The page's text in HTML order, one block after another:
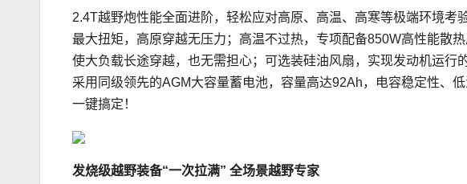
2.4T越野炮性能全面进阶，轻松应对高原、高温、高寒等极端环境考
最大扭矩，高原穿越无压力；高温不过热，专项配备850W高性能散
使大负载长途穿越，也无需担心；可选装硅油风扇，实现发动机运行
采用同级领先的AGM大容量蓄电池，容量高达92Ah，电容稳定性、
一键搞定！
发烧级越野装备“一次拉满” 全场景越野专家